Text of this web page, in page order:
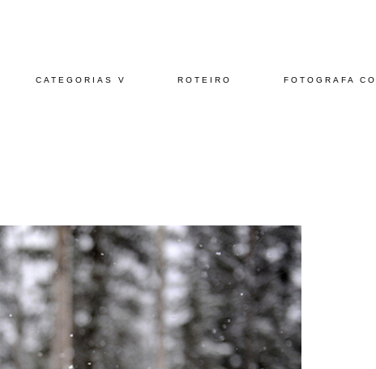
CATEGORIAS V ROTEIRO FOTOGRAFA